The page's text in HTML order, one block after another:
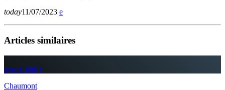
today11/07/2023
Articles similaires
insert_link
Chaumont